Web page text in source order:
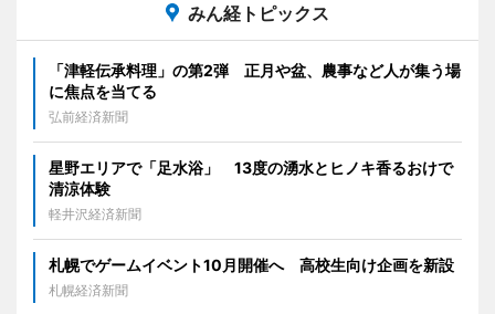
みん経トピックス
「津軽伝承料理」の第2弾 正月や盆、農事など人が集う場
に焦点を当てる
弘前経済新聞
星野エリアで「足水浴」 13度の湧水とヒノキ香るおけで
清涼体験
軽井沢経済新聞
札幌でゲームイベント10月開催へ 高校生向け企画を新設
札幌経済新聞